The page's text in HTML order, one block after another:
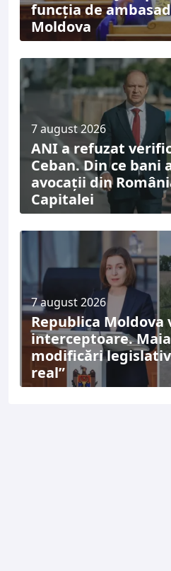
funcția de
Moldova
7 august 2026
ANI a refuzat
Ceban. Din ce bani
avocații din
Capitalei
7 august 2026
Republica Moldova
interceptoare.
modificări
real”